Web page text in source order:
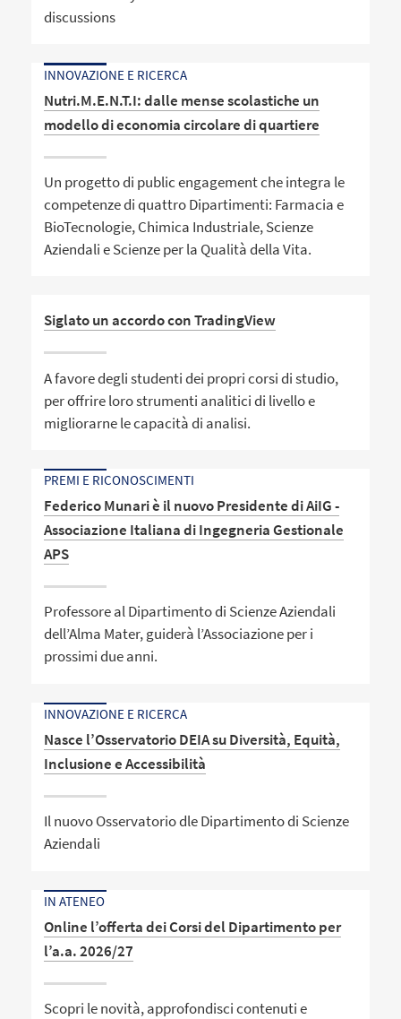
discussions
INNOVAZIONE E RICERCA
Nutri.M.E.N.T.I: dalle mense scolastiche un
modello di economia circolare di quartiere
Un progetto di public engagement che integra le
competenze di quattro Dipartimenti: Farmacia e
BioTecnologie, Chimica Industriale, Scienze
Aziendali e Scienze per la Qualità della Vita.
Siglato un accordo con TradingView
A favore degli studenti dei propri corsi di studio,
per offrire loro strumenti analitici di livello e
migliorarne le capacità di analisi.
PREMI E RICONOSCIMENTI
Federico Munari è il nuovo Presidente di AiIG -
Associazione Italiana di Ingegneria Gestionale
APS
Professore al Dipartimento di Scienze Aziendali
dell’Alma Mater, guiderà l’Associazione per i
prossimi due anni.
INNOVAZIONE E RICERCA
Nasce l’Osservatorio DEIA su Diversità, Equità,
Inclusione e Accessibilità
Il nuovo Osservatorio dle Dipartimento di Scienze
Aziendali
IN ATENEO
Online l’offerta dei Corsi del Dipartimento per
l’a.a. 2026/27
Scopri le novità, approfondisci contenuti e